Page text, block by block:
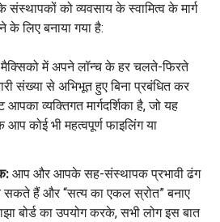
संस्थापकों को व्यवसाय के स्वामित्व के मार्ग
लिए बनाया गया है:
में अपने लॉन्च के हर चलते-फिरते
संख्या से अभिभूत हुए बिना प्रबंधित कर
व्यक्तिगत मार्गदर्शिका है, जो यह
आप कोई भी महत्वपूर्ण फाइलिंग या
आप और आपके सह-संस्थापक प्रभावी ढंग
सकते हैं और “सत्य का एकल स्रोत” बनाए
बोर्ड का उपयोग करके, सभी लोग इस बात